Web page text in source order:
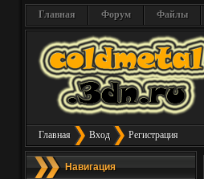
Главная Форум Файлы
Главная Вход Регистрация
Навигация